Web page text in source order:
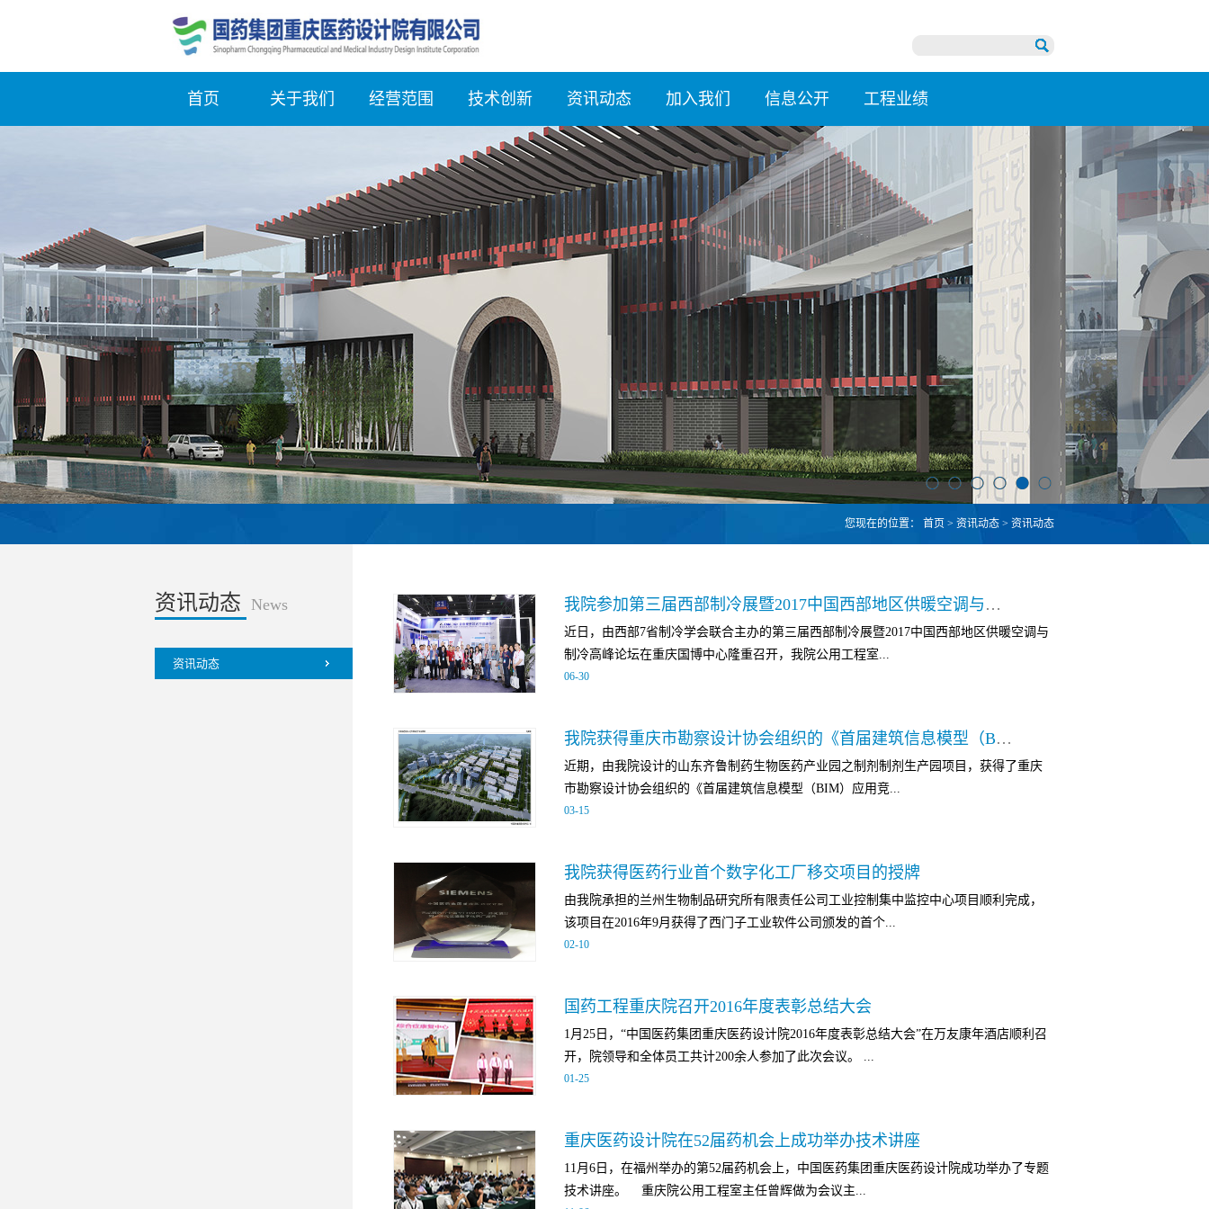
首页 关于我们 经营范围 技术创新 资讯动态 加入我们 信息公开 工程业绩
资讯动态 News
资讯动态
您现在的位置： 首页 > 资讯动态 > 资讯动态
我院参加第三届西部制冷展暨2017中国西部地区供暖空调与制冷高峰论坛
近日，由西部7省制冷学会联合主办的第三届西部制冷展暨2017中国西部地区供暖空调与
制冷高峰论坛在重庆国博中心隆重召开，我院公用工程室...
会及论坛。 陈泽嘉副总工作为本次展会组委会专家组成员，带领本院团队通过参观本行
业相关参展企业的最新技术，参加分布式能源技术论坛、工业节能论坛等两个分论坛的
学术交流，通过交流学习，了解行业最新技术、设备的发展及趋势。我院将继续坚持和
强化技术交流、专业提升、知识管理的技术发展道路，不断提升我院相关专业团队的技
06-30
我院获得重庆市勘察设计协会组织的《首届建筑信息模型（BIM）应用竞赛》
近期，由我院设计的山东齐鲁制药生物医药产业园之制剂制剂生产园项目，获得了重庆
市勘察设计协会组织的《首届建筑信息模型（BIM）应用竞...
式，更好地解决了局部设备管道的布局，进一步提高了工作效率，标志着我院的协同设
计和三维设计又迈上了一个新台阶。 齐鲁制药--抗肿瘤口服固体（三维设计模型）齐鲁
制药作为国内前10强的制药企业，将其新建的“齐鲁制药生物医药产业园项目”定位为从设
计到施工，到运维的全方位的高端、严格的工程。我院与齐鲁达成秉着国内制药企业最
设计。 齐鲁制药生物医药产业项目园鸟瞰图在本项目9.8万平米的建筑面积中达到了7.5万
平米的BIM设计，400个工作日，188种管道系统，2450个设备，8955米管道，18263米风
管，34670余个阀门管件，呈现出一个高度复杂的数字化工厂。实现了一个高标准、高集
成化的设计，为企业的施工和数字化工厂运维带来了巨大的利益。
03-15
我院获得医药行业首个数字化工厂移交项目的授牌
由我院承担的兰州生物制品研究所有限责任公司工业控制集中监控中心项目顺利完成，
该项目在2016年9月获得了西门子工业软件公司颁发的首个...
了兰生所数字化工厂与COMOS工业软件的完美结合，成为中国医药行业COMOS一体化
设计到一体化运维的首个数字化药厂实施项目。该项目的实施，可以有效的对所内各类
设备进行全面运维管控、实现项目的线上管控及审核机制，在符合GMP要求的前提下，
极大地提升了管理水平和工作效率，为我国医药行业实现中国制造2025迈出了坚实的一
02-10
国药工程重庆院召开2016年度表彰总结大会
1月25日，“中国医药集团重庆医药设计院2016年度表彰总结大会”在万友康年酒店顺利召
开，院领导和全体员工共计200余人参加了此次会议。 ...
谢友强所作的总结，他回顾了2016年重庆院各项工作所取得的成绩，对全体员工的辛苦
工作和不懈努力表示感谢，并对全体员工提出了殷切希望，要求大家在新的一年里抢抓
机遇、攻艰克难、再创佳绩。会上宣读了我院2016年度相关表彰决定，对2016年涌现出
01-25
重庆医药设计院在52届药机会上成功举办技术讲座
11月6日，在福州举办的第52届药机会上，中国医药集团重庆医药设计院成功举办了专题
技术讲座。 重庆院公用工程室主任曾辉做为会议主...